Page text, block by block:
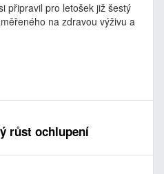
připravil pro letošek již šestý
na zdravou výživu a
růst ochlupení